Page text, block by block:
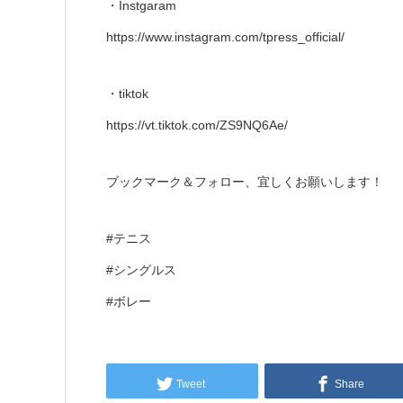
・Instgaram
https://www.instagram.com/tpress_official/
・tiktok
https://vt.tiktok.com/ZS9NQ6Ae/
ブックマーク＆フォロー、宜しくお願いします！
#テニス
#シングルス
#ボレー
Tweet Share